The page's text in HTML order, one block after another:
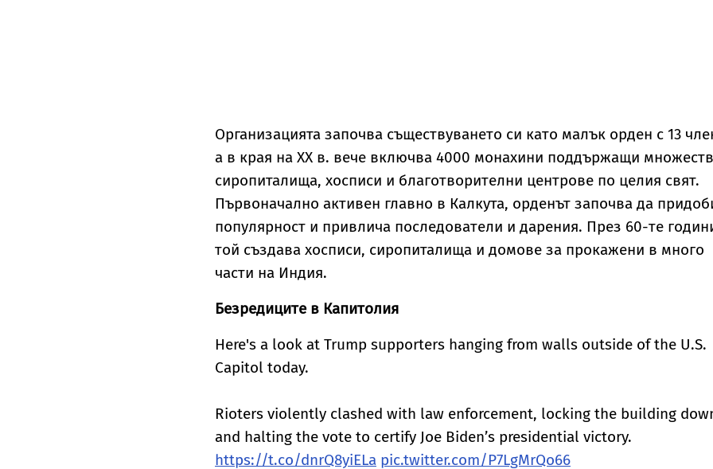
Организацията започва съществуването си като малък орден с 13
а в края на XX в. вече включва 4000 монахини поддържащи
сиропиталища, хосписи и благотворителни центрове по целия свят.
Първоначално активен главно в Калкута, орденът започва да
популярност и привлича последователи и дарения. През 60-те
той създава хосписи, сиропиталища и домове за прокажени в много
части на Индия.
Безредиците в Капитолия
Here's a look at Trump supporters hanging from walls outside of the U.S.
Capitol today.
Rioters violently clashed with law enforcement, locking the building
and halting the vote to certify Joe Biden’s presidential victory.
https://t.co/dnrQ8yiELa pic.twitter.com/P7LgMrQo66